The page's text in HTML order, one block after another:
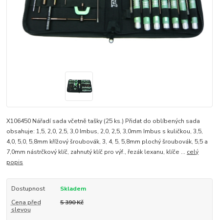
X106450 Nářadí sada včetně tašky (25 ks.) Přidat do oblíbených sada
obsahuje: 1,5, 2,0, 2,5, 3,0 Imbus, 2,0, 2,5, 3,0mm Imbus s kuličkou, 3,5,
4,0, 5,0, 5,8mm křížový šroubovák, 3, 4, 5, 5,8mm plochý šroubovák, 5,5 a
7,0mm nástrčkový klíč, zahnutý klíč pro výf., řezák lexanu, klíče ... celý
popis
Dostupnost
Skladem
Cena před
slevou
5 390 Kč